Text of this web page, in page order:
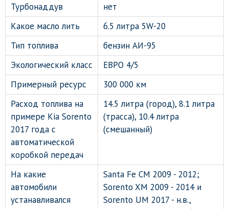
Турбонаддув
нет
Какое масло лить
6.5 литра 5W-20
Тип топлива
бензин АИ-95
Экологический класс
ЕВРО 4/5
Примерный ресурс
300 000 км
Расход топлива на
примере Kia Sorento
2017 года с
автоматической
коробкой передач
14.5 литра (город), 8.1 литра
(трасса), 10.4 литра
(смешанный)
На какие
автомобили
устанавливался
Santa Fe CM 2009 - 2012;
Sorento XM 2009 - 2014 и
Sorento UM 2017 - н.в.,